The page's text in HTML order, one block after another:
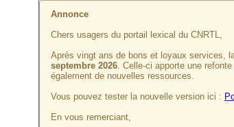
Annonce
Chers usagers du portail lexical du CNRTL,
Après vingt ans de bons et loyaux services,
septembre 2026. Celle-ci apporte une
également de nouvelles ressources.
Vous pouvez tester la nouvelle version ici :
En vous remerciant,